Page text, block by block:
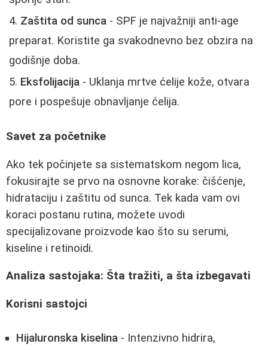
Zaštita od sunca - SPF je najvažniji anti-age
preparat. Koristite ga svakodnevno bez obzira na
godišnje doba.
Eksfolijacija - Uklanja mrtve ćelije kože, otvara
pore i pospešuje obnavljanje ćelija.
Savet za početnike
Ako tek počinjete sa sistematskom negom lica,
fokusirajte se prvo na osnovne korake: čišćenje,
hidrataciju i zaštitu od sunca. Tek kada vam ovi
koraci postanu rutina, možete uvodi
specijalizovane proizvode kao što su serumi,
kiseline i retinoidi.
Analiza sastojaka: Šta tražiti, a šta izbegavati
Korisni sastojci
Hijaluronska kiselina - Intenzivno hidrira,